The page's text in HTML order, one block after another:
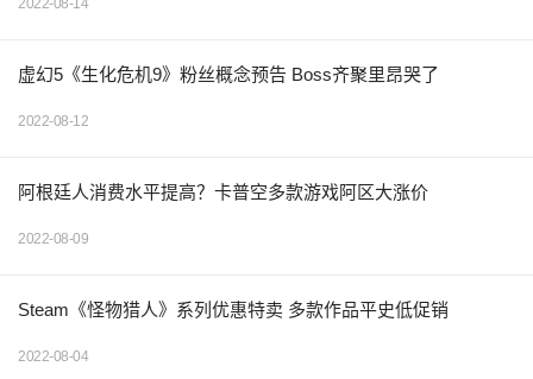
2022-08-14
虚幻5《生化危机9》粉丝概念预告 Boss齐聚里昂哭了
2022-08-12
阿根廷人消费水平提高？卡普空多款游戏阿区大涨价
2022-08-09
Steam《怪物猎人》系列优惠特卖 多款作品平史低促销
2022-08-04